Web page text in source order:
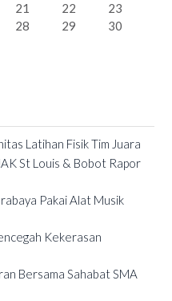
21 22
23
28 29
30
Latihan Fisik Tim Juara
St Louis & Bobot Rapor
Pakai Alat Musik
Kekerasan
Bersama Sahabat SMA